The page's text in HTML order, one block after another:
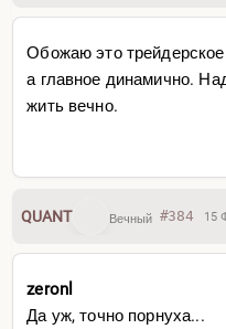
Обожаю это
а главное динамично.
жить вечно.
QUANT Вечный #384 15
zeronl
Да уж, точно порнуха...